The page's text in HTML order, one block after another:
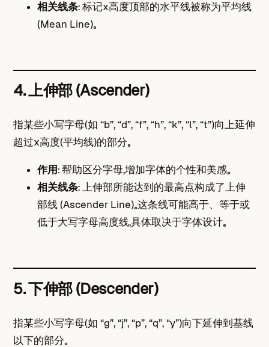
相关线条： 标记x高度顶部的水平线被称为平均线
(Mean Line)。
4. 上伸部 (Ascender)
指某些小写字母（如 “b”, “d”, “f”, “h”, “k”, “l”, “t”）向上延伸
超过x高度（平均线）的部分。
作用： 帮助区分字母，增加字体的个性和美感。
相关线条： 上伸部所能达到的最高点构成了上伸
部线 (Ascender Line)。这条线可能高于、等于或
低于大写字母高度线，具体取决于字体设计。
5. 下伸部 (Descender)
指某些小写字母（如 “g”, “j”, “p”, “q”, “y”）向下延伸到基线
以下的部分。